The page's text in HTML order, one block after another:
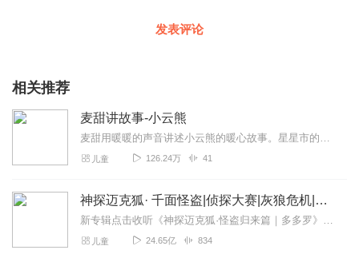
发表评论
相关推荐
麦甜讲故事-小云熊
麦甜用暖暖的声音讲述小云熊的暖心故事。星星市的三岁小女孩南南，在云朵城用云朵造出了一只小熊。小云熊会飞会笑，会造雨造雪，还会变小魔术！小女孩南南与小云熊北北自此...
儿童 126.24万 41
神探迈克狐· 千面怪盗|侦探大赛|灰狼危机|多多罗
新专辑点击收听《神探迈克狐·怪盗归来篇｜多多罗》！！！>>>点击进入主播橱窗购买《神探迈克狐》系列图书吧!<<<多多罗故事【点击前往】收听多多罗其他好玩有趣的故...
儿童 24.65亿 834